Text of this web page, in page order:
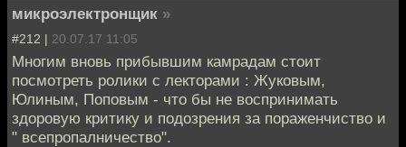
микроэлектронщик »
#212 | 20.07.17 11:05
Многим вновь прибывшим камрадам стоит
посмотреть ролики с лекторами : Жуковым,
Юлиным, Поповым - что бы не воспринимать
здоровую критику и подозрения за пораженчиство и
" всепропалничество".